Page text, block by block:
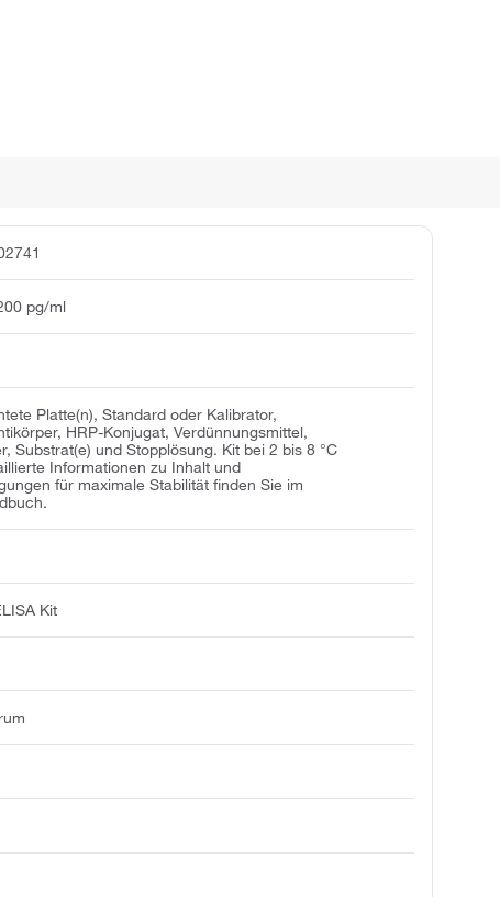
pg/ml
Platte(n), Standard oder Kalibrator,
HRP-Konjugat, Verdünnungsmittel,
Substrat(e) und Stopplösung. Kit bei 2 bis 8 °C
Informationen zu Inhalt und
für maximale Stabilität finden Sie im
Kit